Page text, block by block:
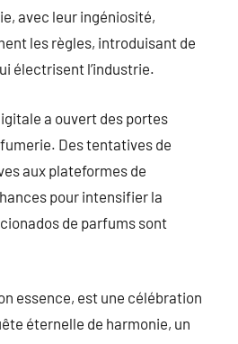
avec leur ingéniosité,
les règles, introduisant de
électrisent l’industrie.
a ouvert des portes
Des tentatives de
aux plateformes de
pour intensifier la
de parfums sont
essence, est une célébration
éternelle de harmonie, un